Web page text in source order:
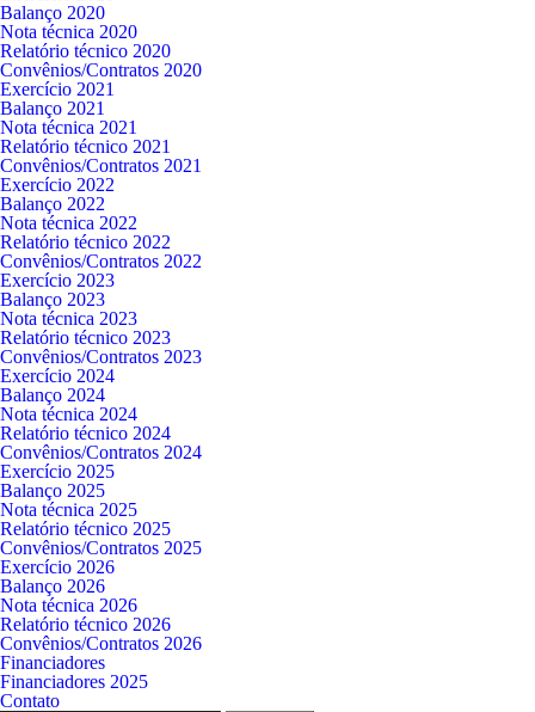
Balanço 2020
Nota técnica 2020
Relatório técnico 2020
Convênios/Contratos 2020
Exercício 2021
Balanço 2021
Nota técnica 2021
Relatório técnico 2021
Convênios/Contratos 2021
Exercício 2022
Balanço 2022
Nota técnica 2022
Relatório técnico 2022
Convênios/Contratos 2022
Exercício 2023
Balanço 2023
Nota técnica 2023
Relatório técnico 2023
Convênios/Contratos 2023
Exercício 2024
Balanço 2024
Nota técnica 2024
Relatório técnico 2024
Convênios/Contratos 2024
Exercício 2025
Balanço 2025
Nota técnica 2025
Relatório técnico 2025
Convênios/Contratos 2025
Exercício 2026
Balanço 2026
Nota técnica 2026
Relatório técnico 2026
Convênios/Contratos 2026
Financiadores
Financiadores 2025
Contato